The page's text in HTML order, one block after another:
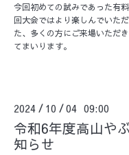
今回初めての試みであった有
回大会ではより楽しんでいた
た、多くの方にご来場いただ
てまいります。
2024 / 10 /04 09:00
令和6年度高山や
知らせ